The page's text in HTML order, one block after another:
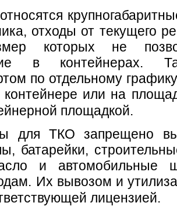
отходы от текущего
которых не
в контейнерах.
по отдельному
контейнере или на
площадкой. ⠀
для ТКО запрещено
батарейки,
и автомобильные
Их вывозом и
лицензией. ⠀